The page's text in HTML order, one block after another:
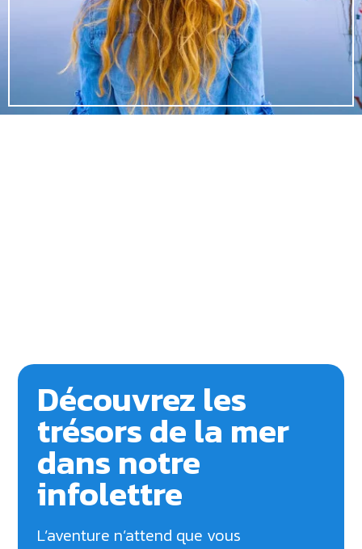
Découvrez les
trésors de la mer
dans notre
infolettre
L’aventure n’attend que vous